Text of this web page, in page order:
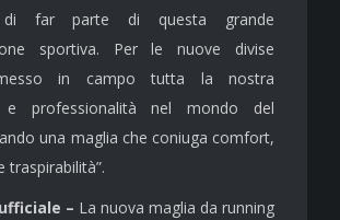
di far parte di questa grande
sportiva. Per le nuove divise
in campo tutta la nostra
e professionalità nel mondo del
una maglia che coniuga comfort,
traspirabilità”.
– La nuova maglia da running